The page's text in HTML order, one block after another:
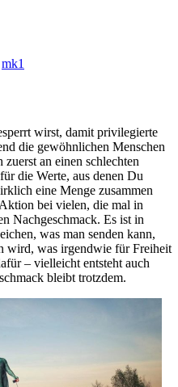
mk1
wirst, damit privilegierte
die gewöhnlichen Menschen
an einen schlechten
die Werte, aus denen Du
eine Menge zusammen
bei vielen, die mal in
Nachgeschmack. Es ist in
was man senden kann,
wird, was irgendwie für Freiheit
– vielleicht entsteht auch
bleibt trotzdem.